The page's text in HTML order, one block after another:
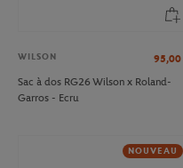
WILSON 95,00
Sac à dos RG26 Wilson x Roland-
Garros - Ecru
NOUVEAU